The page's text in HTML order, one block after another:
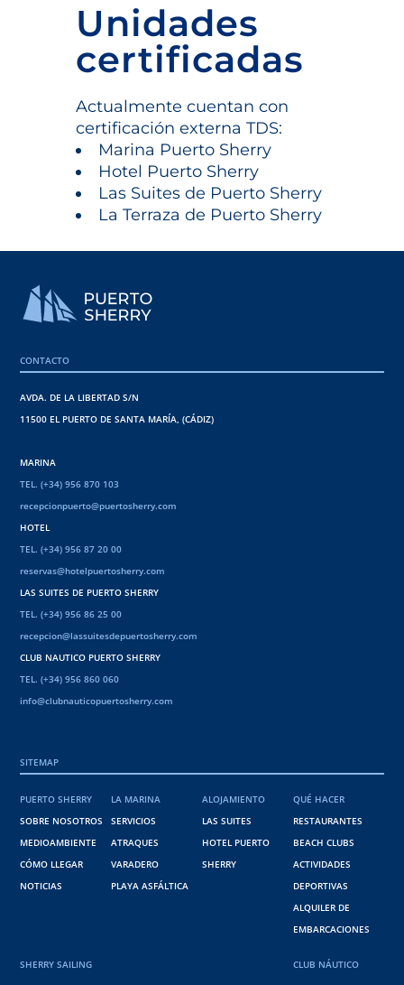
Unidades
certificadas
Actualmente cuentan con
certificación externa TDS:
Marina Puerto Sherry
Hotel Puerto Sherry
Las Suites de Puerto Sherry
La Terraza de Puerto Sherry
CONTACTO
AVDA. DE LA LIBERTAD S/N
11500 EL PUERTO DE SANTA MARÍA, (CÁDIZ)
MARINA
TEL. (+34) 956 870 103
recepcionpuerto@puertosherry.com
HOTEL
TEL. (+34) 956 87 20 00
reservas@hotelpuertosherry.com
LAS SUITES DE PUERTO SHERRY
TEL. (+34) 956 86 25 00
recepcion@lassuitesdepuertosherry.com
CLUB NAUTICO PUERTO SHERRY
TEL. (+34) 956 860 060
info@clubnauticopuertosherry.com
SITEMAP
PUERTO SHERRY
SOBRE NOSOTROS
MEDIOAMBIENTE
CÓMO LLEGAR
NOTICIAS
LA MARINA
SERVICIOS
ATRAQUES
VARADERO
PLAYA ASFÁLTICA
ALOJAMIENTO
LAS SUITES
HOTEL PUERTO
SHERRY
QUÉ HACER
RESTAURANTES
BEACH CLUBS
ACTIVIDADES
DEPORTIVAS
ALQUILER DE
EMBARCACIONES
SHERRY SAILING CLUB NÁUTICO